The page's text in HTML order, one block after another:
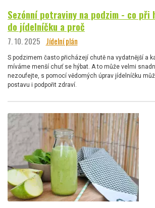
Sezónní potraviny na podzim - co
do jídelníčku a proč
7. 10. 2025 Jídelní plán
S podzimem často přicházejí chutě na vydatnější a
míváme menší chuť se hýbat. A to může velmi
nezoufejte, s pomocí vědomých úprav jídelníčku
postavu i podpořit zdraví.